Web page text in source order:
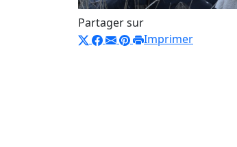
Partager sur
Imprimer